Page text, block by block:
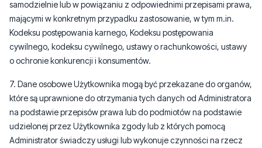
samodzielnie lub w powiązaniu z odpowiednimi przepisami prawa,
mającymi w konkretnym przypadku zastosowanie, w tym m.in.
Kodeksu postępowania karnego, Kodeksu postępowania
cywilnego, kodeksu cywilnego, ustawy o rachunkowości, ustawy
o ochronie konkurencji i konsumentów.
7. Dane osobowe Użytkownika mogą być przekazane do organów,
które są uprawnione do otrzymania tych danych od Administratora
na podstawie przepisów prawa lub do podmiotów na podstawie
udzielonej przez Użytkownika zgody lub z których pomocą
Administrator świadczy usługi lub wykonuje czynności na rzecz